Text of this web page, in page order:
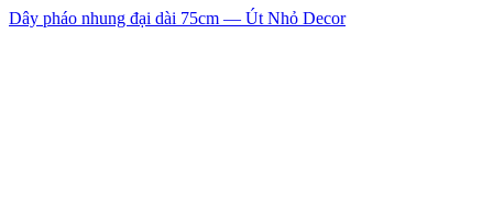
Dây pháo nhung đại dài 75cm — Út Nhỏ Decor